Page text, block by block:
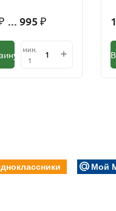
... 995 ₽
мин.
1
Мой